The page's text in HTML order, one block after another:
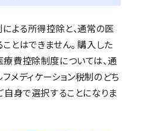
よる所得控除と、通常の医
とはできません。 購入した
費控除制度については、通
メディケーション税制のどち
自身で選択することになりま